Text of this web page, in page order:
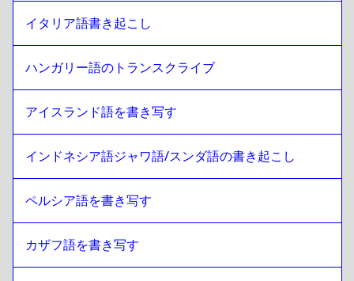
イタリア語書き起こし
ハンガリー語のトランスクライブ
アイスランド語を書き写す
インドネシア語ジャワ語/スンダ語の書き起こし
ペルシア語を書き写す
カザフ語を書き写す